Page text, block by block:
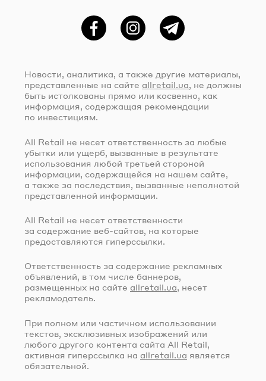
ФейсбукInstagramTelegram
Новости, аналитика, а также другие материалы,
представленные на сайте allretail.ua, не должны
быть истолкованы прямо или косвенно, как
информация, содержащая рекомендации
по инвестициям.
All Retail не несет ответственность за любые
убытки или ущерб, вызванные в результате
использования любой третьей стороной
информации, содержащейся на нашем сайте,
а также за последствия, вызванные неполнотой
представленной информации.
All Retail не несет ответственности
за содержание веб-сайтов, на которые
предоставляются гиперссылки.
Ответственность за содержание рекламных
объявлений, в том числе баннеров,
размещенных на сайте allretail.ua, несет
рекламодатель.
При полном или частичном использовании
текстов, эксклюзивных изображений или
любого другого контента сайта All Retail,
активная гиперссылка на allretail.ua является
обязательной.